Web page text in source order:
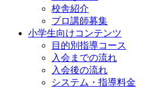
校舎紹介
プロ講師募集
小学生向けコンテンツ
目的別指導コース
入会までの流れ
入会後の流れ
システム・指導料金